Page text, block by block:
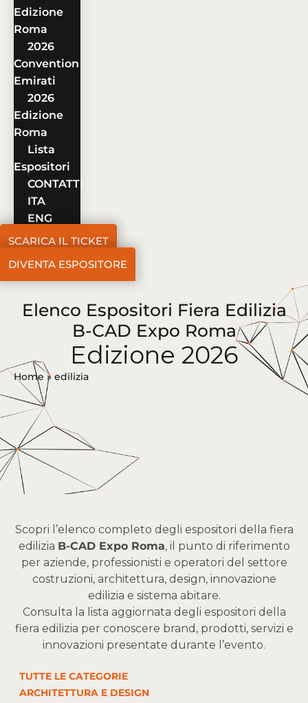
Edizione
Roma
2026
Convention
Emirati
2026
Edizione
Roma
Lista
Espositori
CONTATTI
ITA
ENG
SCARICA IL TICKET
DIVENTA ESPOSITORE
Elenco Espositori Fiera Edilizia
B-CAD Expo Roma
Edizione 2026
Home» edilizia
Scopri l’elenco completo degli espositori della fiera
edilizia B-CAD Expo Roma, il punto di riferimento
per aziende, professionisti e operatori del settore
costruzioni, architettura, design, innovazione
edilizia e sistema abitare.
Consulta la lista aggiornata degli espositori della
fiera edilizia per conoscere brand, prodotti, servizi e
innovazioni presentate durante l’evento.
TUTTE LE CATEGORIE
ARCHITETTURA E DESIGN